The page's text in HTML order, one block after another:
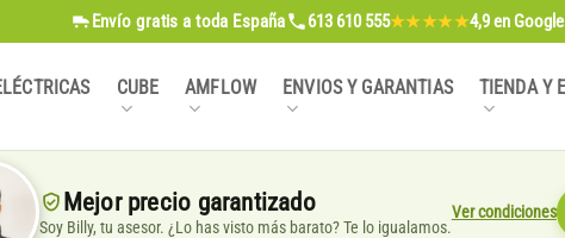
Envío gratis a toda España 613 610 555★★★★★4,9en
CUBE AMFLOW ENVIOS Y GARANTIAS TIENDA Y
Mejor precio garantizado
Soy Billy, tu asesor. ¿Lo has visto más barato? Te lo igualamos.
Ver condiciones